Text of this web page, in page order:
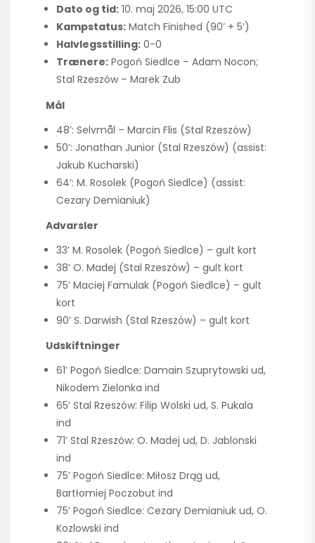
Dato og tid: 10. maj 2026, 15:00 UTC
Kampstatus: Match Finished (90’ + 5’)
Halvlegsstilling: 0-0
Trænere: Pogoń Siedlce – Adam Nocon;
Stal Rzeszów – Marek Zub
Mål
48’: Selvmål – Marcin Flis (Stal Rzeszów)
50’: Jonathan Junior (Stal Rzeszów) (assist:
Jakub Kucharski)
64’: M. Rosolek (Pogoń Siedlce) (assist:
Cezary Demianiuk)
Advarsler
33’ M. Rosolek (Pogoń Siedlce) – gult kort
38’ O. Madej (Stal Rzeszów) – gult kort
75’ Maciej Famulak (Pogoń Siedlce) – gult
kort
90’ S. Darwish (Stal Rzeszów) – gult kort
Udskiftninger
61’ Pogoń Siedlce: Damain Szuprytowski ud,
Nikodem Zielonka ind
65’ Stal Rzeszów: Filip Wolski ud, S. Pukala
ind
71’ Stal Rzeszów: O. Madej ud, D. Jablonski
ind
75’ Pogoń Siedlce: Miłosz Drąg ud,
Bartłomiej Poczobut ind
75’ Pogoń Siedlce: Cezary Demianiuk ud, O.
Kozlowski ind